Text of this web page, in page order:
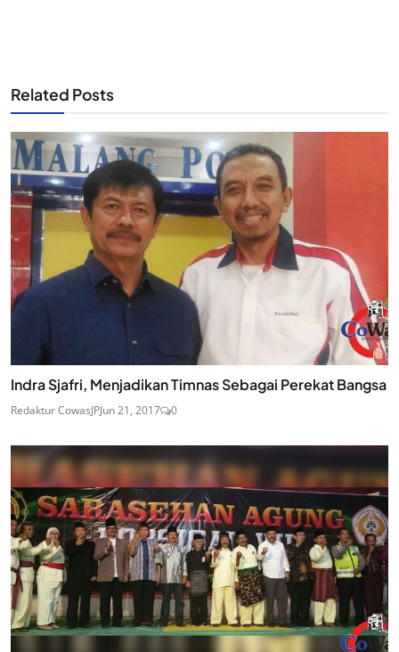
Related Posts
Indra Sjafri, Menjadikan Timnas Sebagai Perekat Bangsa
Redaktur CowasJPJun 21, 2017 0